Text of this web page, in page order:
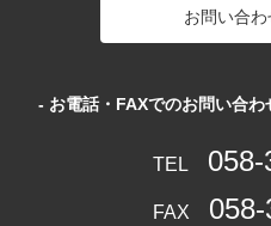
お問い合
- お電話・FAXでのお問い合わ
TEL
FAX